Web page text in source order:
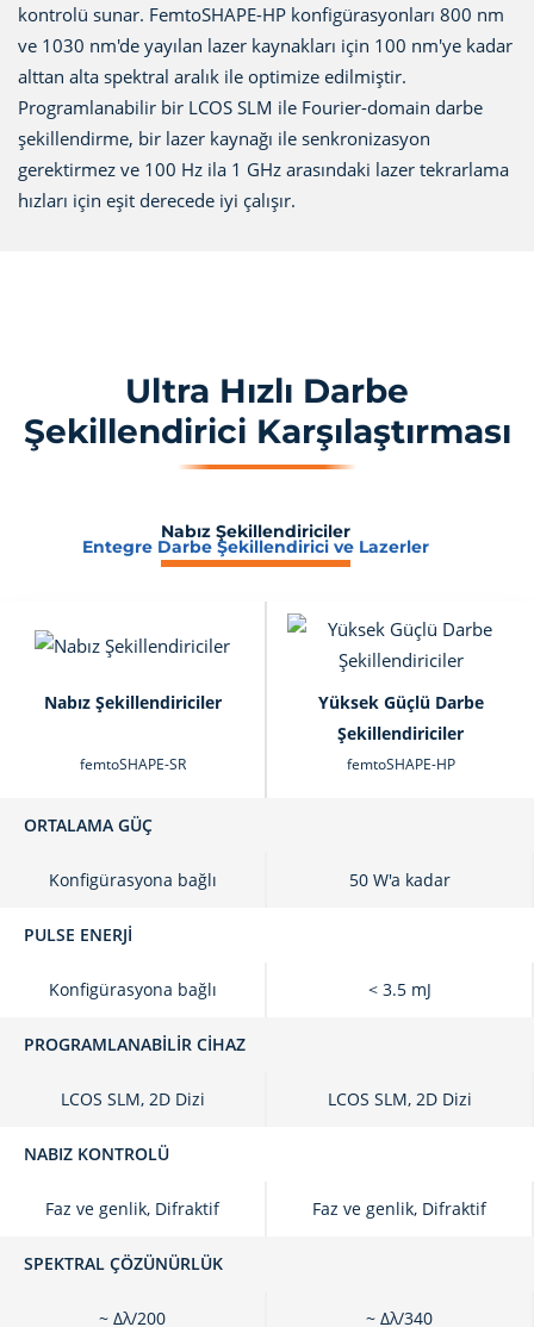
kontrolü sunar. FemtoSHAPE-HP konfigürasyonları 800 nm
ve 1030 nm'de yayılan lazer kaynakları için 100 nm'ye kadar
alttan alta spektral aralık ile optimize edilmiştir.
Programlanabilir bir LCOS SLM ile Fourier-domain darbe
şekillendirme, bir lazer kaynağı ile senkronizasyon
gerektirmez ve 100 Hz ila 1 GHz arasındaki lazer tekrarlama
hızları için eşit derecede iyi çalışır.
Ultra Hızlı Darbe
Şekillendirici Karşılaştırması
Nabız Şekillendiriciler
Entegre Darbe Şekillendirici ve Lazerler
Nabız Şekillendiriciler
Yüksek Güçlü Darbe
Şekillendiriciler
femtoSHAPE-SR femtoSHAPE-HP
ORTALAMA GÜÇ
Konfigürasyona bağlı 50 W'a kadar
PULSE ENERJI
Konfigürasyona bağlı < 3.5 mJ
PROGRAMLANABILIR CIHAZ
LCOS SLM, 2D Dizi LCOS SLM, 2D Dizi
NABIZ KONTROLÜ
Faz ve genlik, Difraktif Faz ve genlik, Difraktif
SPEKTRAL ÇÖZÜNÜRLÜK
~ Δλ/200 ~ Δλ/340